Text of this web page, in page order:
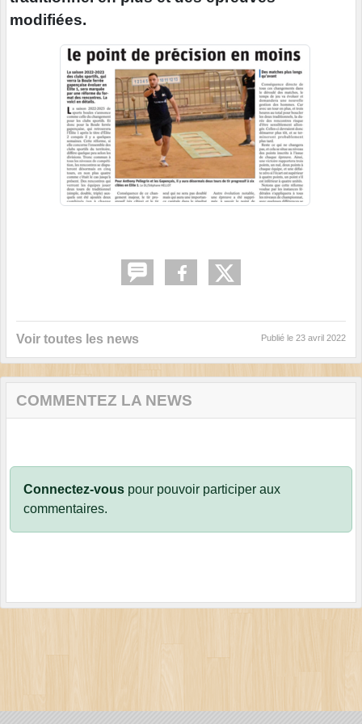
modifiées.
Voir toutes les news Publié le 23 avril 2022
COMMENTEZ LA NEWS
Connectez-vous pour pouvoir participer aux
commentaires.